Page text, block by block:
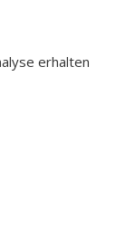
erhalten